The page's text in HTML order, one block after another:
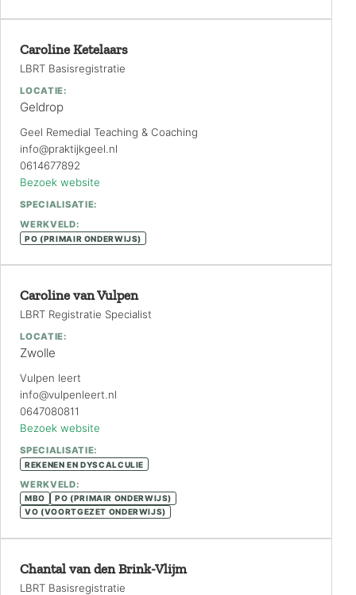
Caroline Ketelaars
LBRT Basisregistratie
LOCATIE:
Geldrop
Geel Remedial Teaching & Coaching
info@praktijkgeel.nl
0614677892
Bezoek website
SPECIALISATIE:
WERKVELD:
PO (PRIMAIR ONDERWIJS)
Caroline van Vulpen
LBRT Registratie Specialist
LOCATIE:
Zwolle
Vulpen leert
info@vulpenleert.nl
0647080811
Bezoek website
SPECIALISATIE:
REKENEN EN DYSCALCULIE
WERKVELD:
MBO
PO (PRIMAIR ONDERWIJS)
VO (VOORTGEZET ONDERWIJS)
Chantal van den Brink-Vlijm
LBRT Basisregistratie